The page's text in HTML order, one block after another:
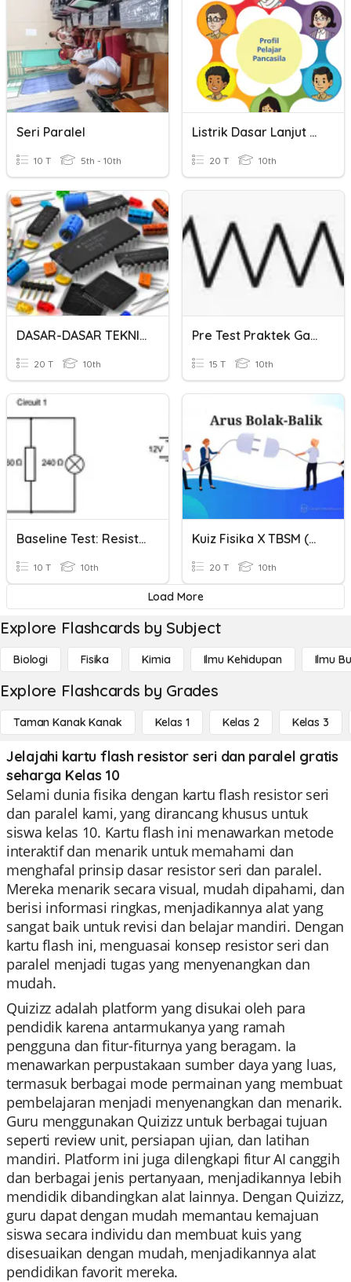
Seri Paralel
10 T 5th - 10th
Listrik Dasar Lanjut Fase E
20 T 10th
DASAR-DASAR TEKNIK ELEKTR
20 T 10th
Pre Test Praktek Gambar Elektronika
15 T 10th
Baseline Test: Resistors In Parallel
10 T 10th
Kuiz Fisika X TBSM (rangkaian Listrik Arus AC)
20 T 10th
Load More
Explore Flashcards by Subject
Biologi Fisika Kimia Ilmu Kehidupan Ilmu
Explore Flashcards by Grades
Taman Kanak Kanak Kelas 1 Kelas 2 Kelas 3
Jelajahi kartu flash resistor seri dan paralel gratis
seharga Kelas 10
Selami dunia fisika dengan kartu flash resistor seri
dan paralel kami, yang dirancang khusus untuk
siswa kelas 10. Kartu flash ini menawarkan metode
interaktif dan menarik untuk memahami dan
menghafal prinsip dasar resistor seri dan paralel.
Mereka menarik secara visual, mudah dipahami, dan
berisi informasi ringkas, menjadikannya alat yang
sangat baik untuk revisi dan belajar mandiri. Dengan
kartu flash ini, menguasai konsep resistor seri dan
paralel menjadi tugas yang menyenangkan dan
mudah.
Quizizz adalah platform yang disukai oleh para
pendidik karena antarmukanya yang ramah
pengguna dan fitur-fiturnya yang beragam. Ia
menawarkan perpustakaan sumber daya yang luas,
termasuk berbagai mode permainan yang membuat
pembelajaran menjadi menyenangkan dan menarik.
Guru menggunakan Quizizz untuk berbagai tujuan
seperti review unit, persiapan ujian, dan latihan
mandiri. Platform ini juga dilengkapi fitur AI canggih
dan berbagai jenis pertanyaan, menjadikannya lebih
mendidik dibandingkan alat lainnya. Dengan Quizizz,
guru dapat dengan mudah memantau kemajuan
siswa secara individu dan membuat kuis yang
disesuaikan dengan mudah, menjadikannya alat
pendidikan favorit mereka.